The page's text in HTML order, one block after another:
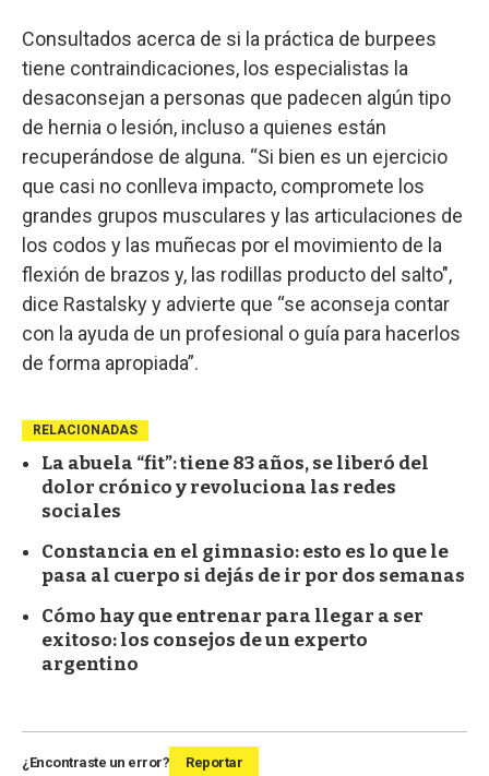
Consultados acerca de si la práctica de burpees
tiene contraindicaciones, los especialistas la
desaconsejan a personas que padecen algún tipo
de hernia o lesión, incluso a quienes están
recuperándose de alguna. “Si bien es un ejercicio
que casi no conlleva impacto, compromete los
grandes grupos musculares y las articulaciones de
los codos y las muñecas por el movimiento de la
flexión de brazos y, las rodillas producto del salto",
dice Rastalsky y advierte que “se aconseja contar
con la ayuda de un profesional o guía para hacerlos
de forma apropiada”.
RELACIONADAS
La abuela “fit”: tiene 83 años, se liberó del
dolor crónico y revoluciona las redes
sociales
Constancia en el gimnasio: esto es lo que le
pasa al cuerpo si dejás de ir por dos semanas
Cómo hay que entrenar para llegar a ser
exitoso: los consejos de un experto
argentino
¿Encontraste un error? Reportar